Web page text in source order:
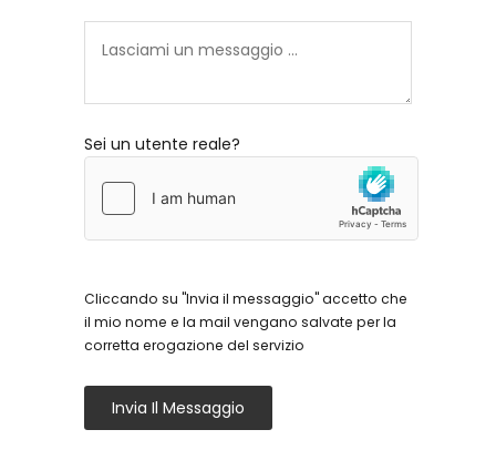
Sei un utente reale?
Cliccando su "Invia il messaggio" accetto che
il mio nome e la mail vengano salvate per la
corretta erogazione del servizio
Invia Il Messaggio